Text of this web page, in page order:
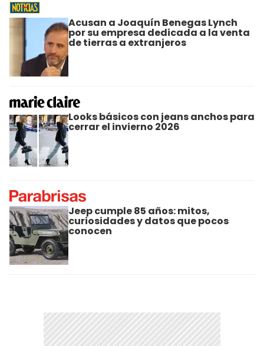
Acusan a Joaquín Benegas Lynch
por su empresa dedicada a la venta
de tierras a extranjeros
Looks básicos con jeans anchos para
cerrar el invierno 2026
Jeep cumple 85 años: mitos,
curiosidades y datos que pocos
conocen